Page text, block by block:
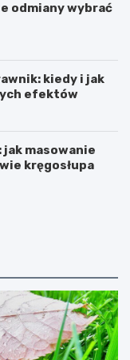
odmiany wybrać
kiedy i jak
efektów
masowanie
kręgosłupa